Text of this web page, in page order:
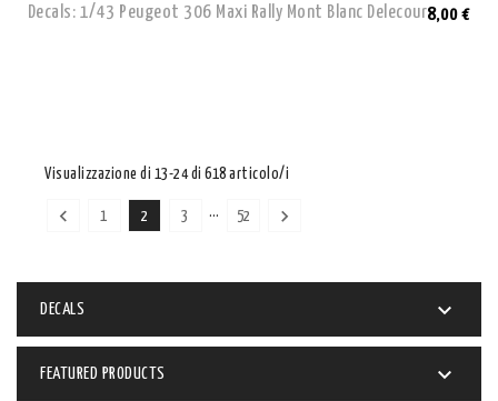
Decals: 1/43 Peugeot 306 Maxi Rally Mont Blanc Delecour8,00 €
Visualizzazione di 13-24 di 618 articolo/i
 1 2 3 … 52 
DECALS 
FEATURED PRODUCTS 